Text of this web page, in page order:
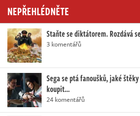
NEPŘEHLÉDNĚTE
Staňte se diktátorem. Rozdává
3 komentářů
Sega se ptá fanoušků, jaké
koupit…
24 komentářů